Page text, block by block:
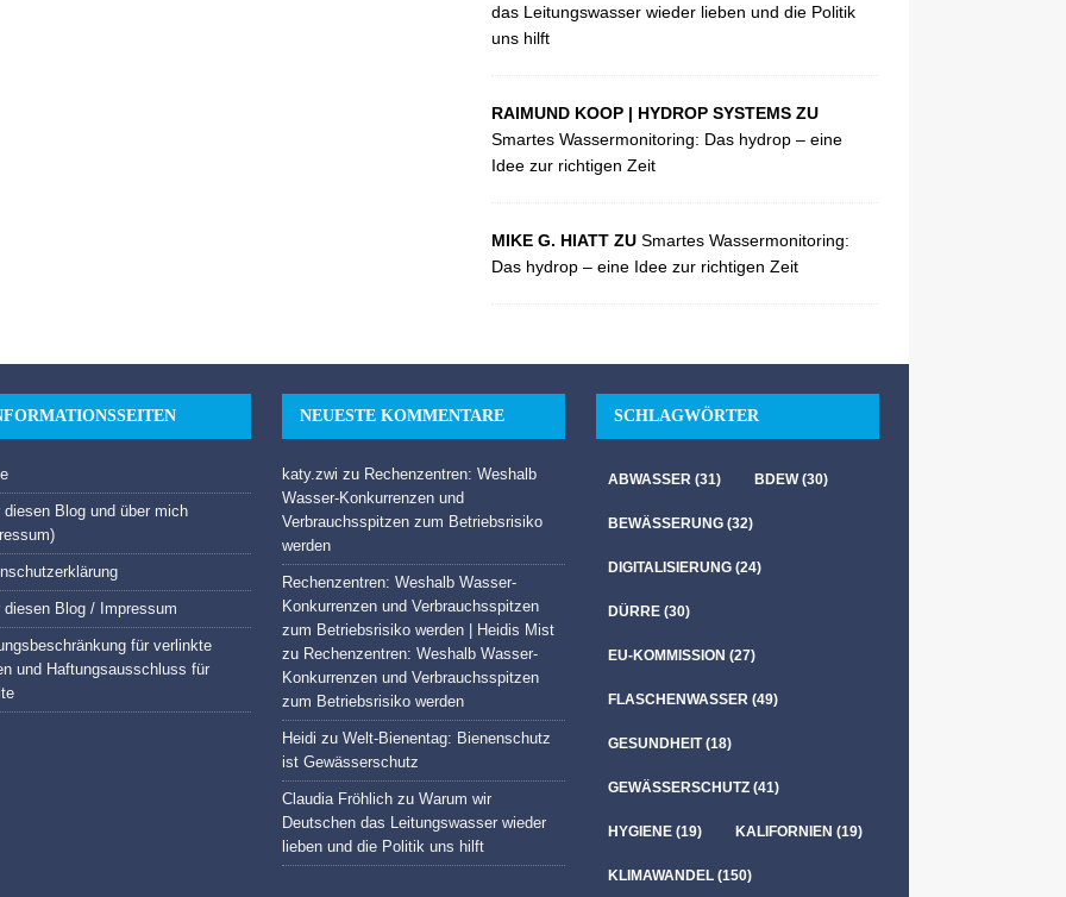
das Leitungswasser wieder lieben und die Politik
uns hilft
RAIMUND KOOP | HYDROP SYSTEMS ZU
Smartes Wassermonitoring: Das hydrop – eine
Idee zur richtigen Zeit
MIKE G. HIATT ZU Smartes Wassermonitoring:
Das hydrop – eine Idee zur richtigen Zeit
diesen Blog und über mich
diesen Blog / Impressum
für verlinkte
und Haftungsausschluss für
NEUESTE KOMMENTARE
katy.zwi zu Rechenzentren: Weshalb
Wasser-Konkurrenzen und
Verbrauchsspitzen zum Betriebsrisiko
werden
Rechenzentren: Weshalb Wasser-
Konkurrenzen und Verbrauchsspitzen
zum Betriebsrisiko werden | Heidis Mist
zu Rechenzentren: Weshalb Wasser-
Konkurrenzen und Verbrauchsspitzen
zum Betriebsrisiko werden
Heidi zu Welt-Bienentag: Bienenschutz
ist Gewässerschutz
Claudia Fröhlichzu Warum wir
Deutschen das Leitungswasser wieder
lieben und die Politik uns hilft
SCHLAGWÖRTER
ABWASSER (31) BDEW(30)
BEWÄSSERUNG(32)
DIGITALISIERUNG(24)
DÜRRE(30)
EU-KOMMISSION (27)
FLASCHENWASSER (49)
GESUNDHEIT(18)
GEWÄSSERSCHUTZ(41)
HYGIENE(19) KALIFORNIEN (19)
KLIMAWANDEL(150)